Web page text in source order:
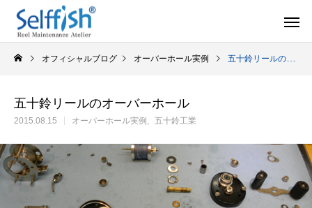
オフィシャルブログ オーバーホール実例 五十鈴リールのオーバーホール
五十鈴リールのオーバーホール
2015.08.15 オーバーホール実例 五十鈴工業